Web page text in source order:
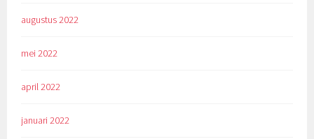
augustus 2022
mei 2022
april 2022
januari 2022